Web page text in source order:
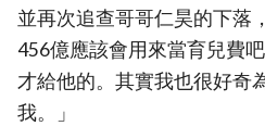
並再次追查哥哥仁昊的下落
456億應該會用來當育兒費
才給他的。其實我也很好奇
我。」